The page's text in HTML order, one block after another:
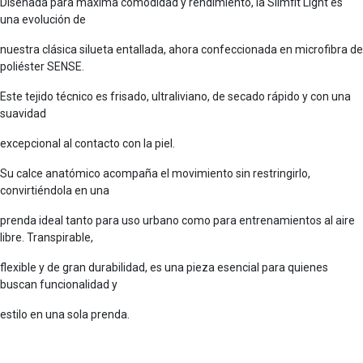
una evolución de
nuestra clásica silueta entallada, ahora confeccionada en microfibra de
poliéster SENSE.
Este tejido técnico es frisado, ultraliviano, de secado rápido y con una
suavidad
excepcional al contacto con la piel.
Su calce anatómico acompaña el movimiento sin restringirlo,
convirtiéndola en una
prenda ideal tanto para uso urbano como para entrenamientos al aire
libre. Transpirable,
flexible y de gran durabilidad, es una pieza esencial para quienes
buscan funcionalidad y
estilo en una sola prenda.